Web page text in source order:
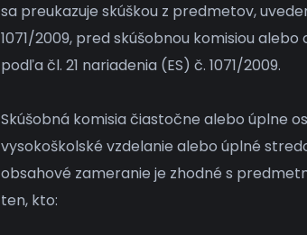
sa preukazuje skúškou z predmetov,
1071/2009, pred skúšobnou komisiou
podľa čl. 21 nariadenia (ES) č. 1071/2009.
Skúšobná komisia čiastočne alebo úplne
vysokoškolské vzdelanie alebo úplné
obsahové zameranie je zhodné s
ten, kto:​